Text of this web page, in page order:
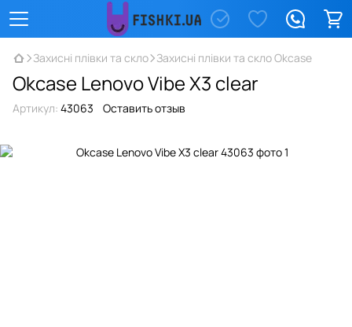
Захисні плівки та скло Захисні плівки та скло Okcase
Okcase Lenovo Vibe X3 clear
Артикул: 43063 Оставить отзыв